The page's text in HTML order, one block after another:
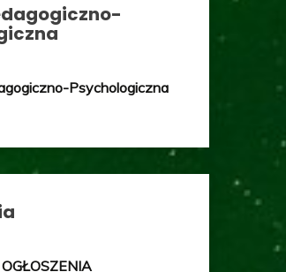
Psychologiczna
OGŁOSZENIA